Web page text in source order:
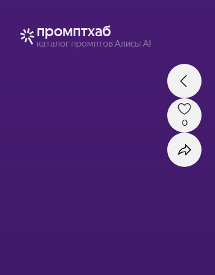
промптхаб
каталог промптов Алисы AI
0